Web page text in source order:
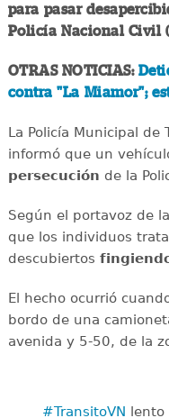
para pasar
Policía Nacional Civil
OTRAS NOTICIAS:
contra "La Miamor";
La Policía Municipal de
informó que un
persecución de la
Según el portavoz de la
que los individuos
descubiertos
El hecho ocurrió
bordo de una
avenida y 5-50, de la
#TransitoVN lento